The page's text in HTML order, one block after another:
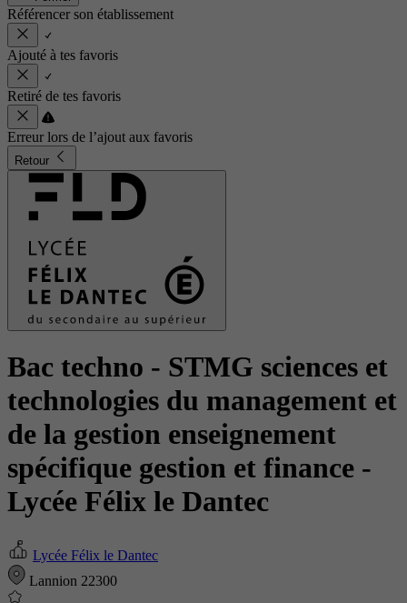
Référencer son établissement
Ajouté à tes favoris
Retiré de tes favoris
Erreur lors de l’ajout aux favoris
Retour
Bac techno - STMG sciences et
technologies du management et
de la gestion enseignement
spécifique gestion et finance -
Lycée Félix le Dantec
Lycée Félix le Dantec
Lannion 22300